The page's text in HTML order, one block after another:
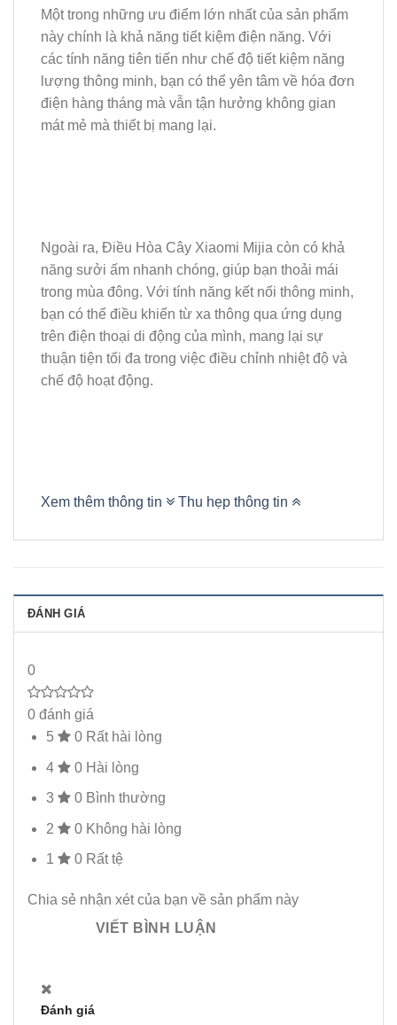
Một trong những ưu điểm lớn nhất của sản phẩm
này chính là khả năng tiết kiệm điện năng. Với
các tính năng tiên tiến như chế độ tiết kiệm năng
lượng thông minh, bạn có thể yên tâm về hóa đơn
điện hàng tháng mà vẫn tận hưởng không gian
mát mẻ mà thiết bị mang lại.
Ngoài ra, Điều Hòa Cây Xiaomi Mijia còn có khả
năng sưởi ấm nhanh chóng, giúp bạn thoải mái
trong mùa đông. Với tính năng kết nối thông minh,
bạn có thể điều khiển từ xa thông qua ứng dụng
trên điện thoại di động của mình, mang lại sự
thuận tiện tối đa trong việc điều chỉnh nhiệt độ và
chế độ hoạt động.
Xem thêm thông tin Thu hẹp thông tin
ĐÁNH GIÁ
0
0 đánh giá
5
0 Rất hài lòng
4 0 Hài lòng
3 0 Bình thường
2 0 Không hài lòng
1 0 Rất tệ
Chia sẻ nhận xét của bạn về sản phẩm này
VIẾT BÌNH LUẬN
Đánh giá